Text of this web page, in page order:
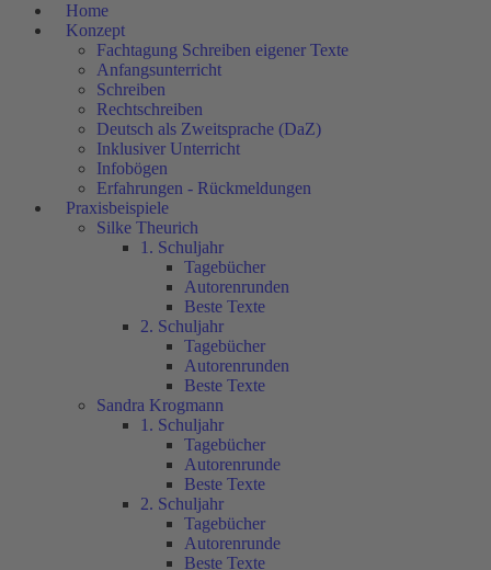
Home
Konzept
Fachtagung Schreiben eigener Texte
Anfangsunterricht
Schreiben
Rechtschreiben
Deutsch als Zweitsprache (DaZ)
Inklusiver Unterricht
Infobögen
Erfahrungen - Rückmeldungen
Praxisbeispiele
Silke Theurich
1. Schuljahr
Tagebücher
Autorenrunden
Beste Texte
2. Schuljahr
Tagebücher
Autorenrunden
Beste Texte
Sandra Krogmann
1. Schuljahr
Tagebücher
Autorenrunde
Beste Texte
2. Schuljahr
Tagebücher
Autorenrunde
Beste Texte